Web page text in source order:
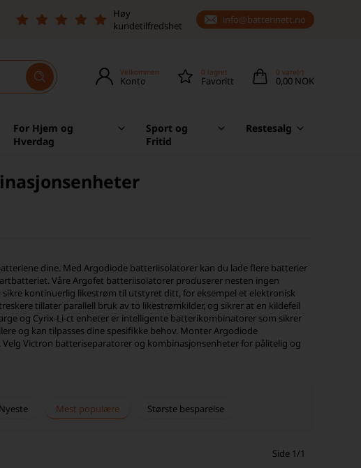
Høy
kundetilfredshet
info@batterinett.no
Velkommen
Konto
0 lagret
Favoritt
0 vare(r)
0,00 NOK
For Hjem og
Hverdag
Sport og
Fritid
Restesalg
dine. Med Argodiode batteriisolatorer kan du lade flere batterier
Våre Argofet batteriisolatorer produserer nesten ingen
kontinuerlig likestrøm til utstyret ditt, for eksempel et elektronisk
tillater parallell bruk av to likestrømkilder, og sikrer at en kildefeil
og Cyrix-Li-ct enheter er intelligente batterikombinatorer som sikrer
og kan tilpasses dine spesifikke behov. Monter Argodiode
Victron batteriseparatorer og kombinasjonsenheter for pålitelig og
Nyeste Mest populære Største besparelse
Side 1/1